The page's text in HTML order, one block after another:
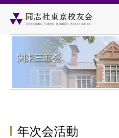
関東三五会
年次会活動